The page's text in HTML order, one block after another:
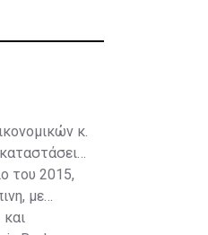
κ.
του 2015,
με